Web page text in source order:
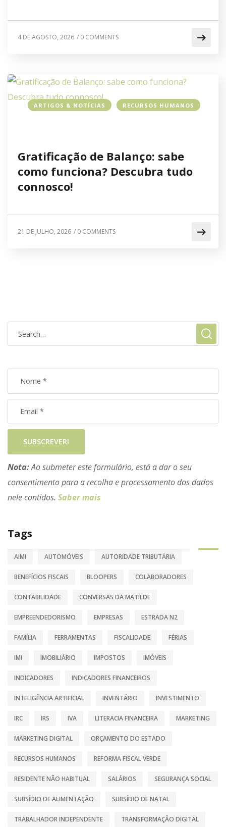
4 DE AGOSTO, 2026 / 0 COMMENTS
ARTIGOS & NOTÍCIAS RECURSOS HUMANOS
Gratificação de Balanço: sabe
como funciona? Descubra tudo
connosco!
21 DE JULHO, 2026 / 0 COMMENTS
SUBSCREVER!
Nota:Ao submeter este formulário, está a dar o seu
consentimento para a recolha e processamento dos dados
nele contidos. Saber mais
Tags
AIMI AUTOMÓVEIS AUTORIDADE TRIBUTÁRIA
BENEFÍCIOS FISCAIS BLOOPERS COLABORADORES
CONTABILIDADE CONVERSAS DA MATILDE
EMPREENDEDORISMO EMPRESAS ESTRADA N2
FAMÍLIA FERRAMENTAS FISCALIDADE FÉRIAS
IMI IMOBILIÁRIO IMPOSTOS IMÓVEIS
INDICADORES INDICADORES FINANCEIROS
INTELIGÊNCIA ARTIFICIAL INVENTÁRIO INVESTIMENTO
IRC IRS IVA LITERACIA FINANCEIRA MARKETING
MARKETING DIGITAL ORÇAMENTO DO ESTADO
RECURSOS HUMANOS REFORMA FISCAL VERDE
RESIDENTE NÃO HABITUAL SALÁRIOS SEGURANÇA SOCIAL
SUBSÍDIO DE ALIMENTAÇÃO SUBSÍDIO DE NATAL
TRABALHADOR INDEPENDENTE TRANSFORMAÇÃO DIGITAL